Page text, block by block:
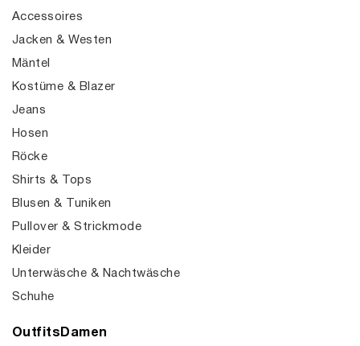
Accessoires
Jacken & Westen
Mäntel
Kostüme & Blazer
Jeans
Hosen
Röcke
Shirts & Tops
Blusen & Tuniken
Pullover & Strickmode
Kleider
Unterwäsche & Nachtwäsche
Schuhe
OutfitsDamen